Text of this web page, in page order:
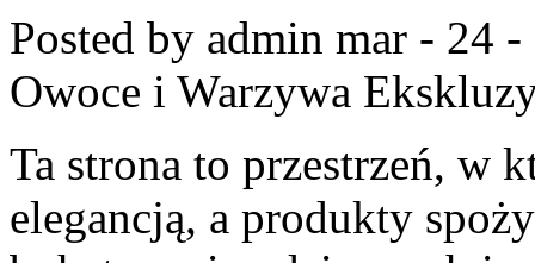
Posted by admin mar - 24 -
Owoce i Warzywa
Ta strona to przestrzeń, w
elegancją, a produkty